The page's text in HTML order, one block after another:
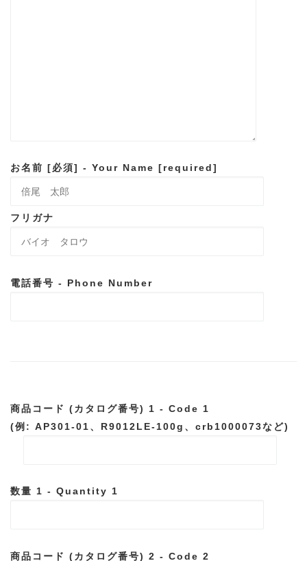
お名前 [必須] - Your Name [required]
フリガナ
電話番号 - Phone Number
商品コード (カタログ番号) 1 - Code 1
(例: AP301-01、R9012LE-100g、crb1000073など)
数量 1 - Quantity 1
商品コード (カタログ番号) 2 - Code 2